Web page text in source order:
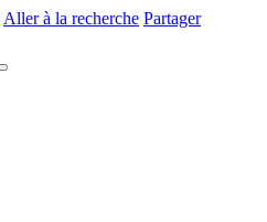
Aller à la recherche Partager